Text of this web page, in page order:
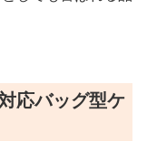
応バッグ型ケ